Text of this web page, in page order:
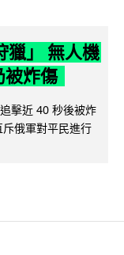
獵」 無人機
被炸傷
擊近 40 秒後被炸
俄軍對平民進行